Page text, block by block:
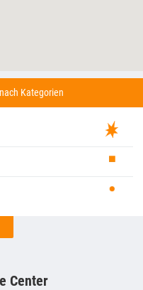
Kategorien
Center